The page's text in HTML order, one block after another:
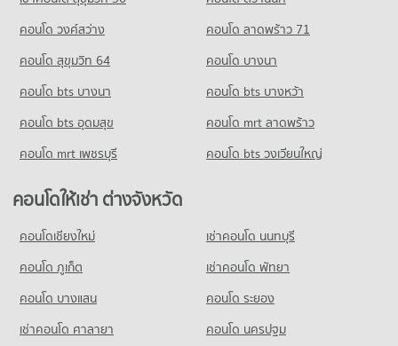
มีคอนโดให้เช่า 352 ประกาศ
ขายคอนโด เซียร์ รังสิต
คอนโด รังสิต
คอนโดให้เช่า รังสิต
มีคอนโดให้เช่า 488 ประกาศ
มีคอนโดขาย 224 ประกาศ
คอนโด ดรีมเวิลด์
คอนโดให้เช่า ดรีมเวิลด์
มีคอนโดให้เช่า 129 ประกาศ
ขายคอนโด ดรีมเวิลด์
มีคอนโดขาย 108 ประกาศ
คอนโด วงศ์สว่าง
คอนโด ลาดพร้าว 71
คอนโด สุขุมวิท 64
คอนโด บางนา
คอนโด bts บางนา
คอนโด bts บางหว้า
คอนโด bts อุดมสุข
คอนโด mrt ลาดพร้าว
คอนโด mrt เพชรบุรี
คอนโด bts วงเวียนใหญ่
คอนโดให้เช่า ต่างจังหวัด
คอนโดเชียงใหม่
เช่าคอนโด นนทบุรี
คอนโด ภูเก็ต
เช่าคอนโด พัทยา
คอนโด บางแสน
คอนโด ระยอง
เช่าคอนโด ศาลายา
คอนโด นครปฐม